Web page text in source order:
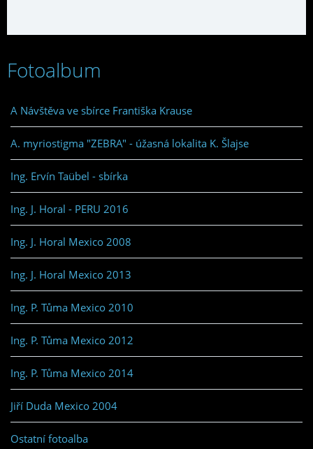
Fotoalbum
A Návštěva ve sbírce Františka Krause
A. myriostigma "ZEBRA" - úžasná lokalita K. Šlajse
Ing. Ervín Taübel - sbírka
Ing. J. Horal - PERU 2016
Ing. J. Horal Mexico 2008
Ing. J. Horal Mexico 2013
Ing. P. Tůma Mexico 2010
Ing. P. Tůma Mexico 2012
Ing. P. Tůma Mexico 2014
Jiří Duda Mexico 2004
Ostatní fotoalba